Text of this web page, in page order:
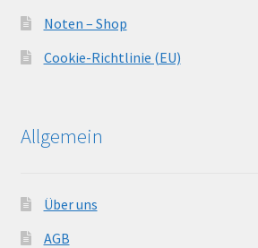
Noten – Shop
Cookie-Richtlinie (EU)
Allgemein
Über uns
AGB